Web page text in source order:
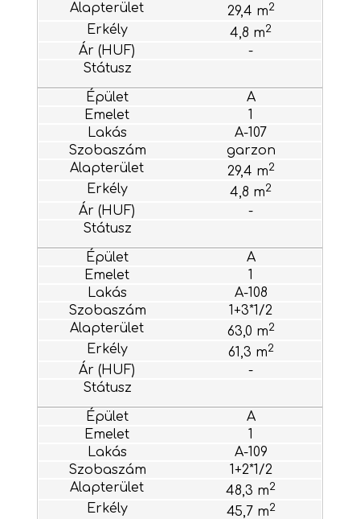
29,4 m2
4,8 m2
-
A
1
A-107
garzon
29,4 m2
4,8 m2
-
A
1
A-108
1+3*1/2
63,0 m2
61,3 m2
-
A
1
A-109
1+2*1/2
48,3 m2
45,7 m2